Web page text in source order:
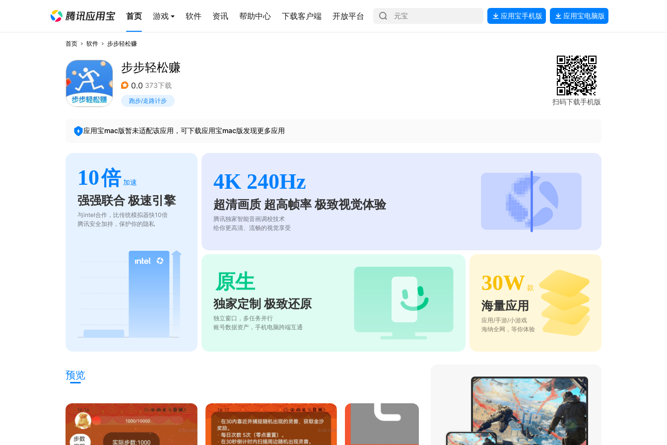
首页 游戏 软件 资讯 帮助中心 下载客户端 开放平台 应用宝手机版 应用宝电脑版
首页 软件 步步轻松赚
步步轻松赚
0.0 373下载
跑步/走路计步 扫码下载手机版
应用宝mac版暂未适配该应用，可下载应用宝mac版发现更多应用
10倍 加速
强强联合 极速引擎
与intel合作，比传统模拟器快10倍
腾讯安全加持，保护你的隐私
4K 240Hz
超清画质 超高帧率 极致视觉体验
腾讯独家智能音画调校技术
给你更高清、流畅的视觉享受
原生
独家定制 极致还原
独立窗口，多任务并行
账号数据资产，手机电脑跨端互通
30W 款
海量应用
应用/手游/小游戏
海纳全网，等你体验
预览